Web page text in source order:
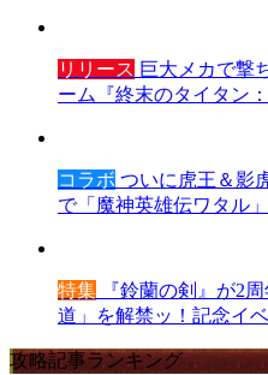
リリース 巨大メカで撃
ーム『終末のタイタン
コラボ ついに虎王＆影
で「魔神英雄伝ワタル
特集 『鈴蘭の剣』が2
道」を解禁ッ！記念イ
攻略記事ランキング